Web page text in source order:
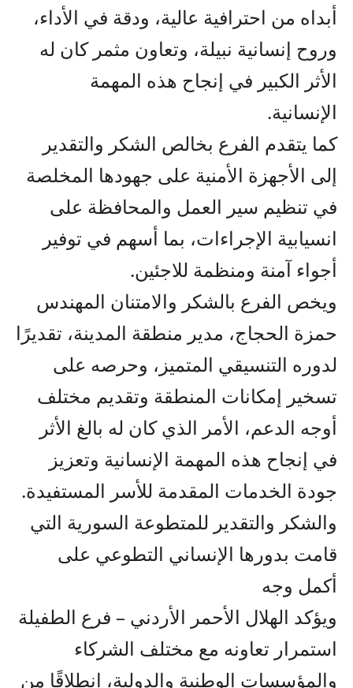
أبداه من احترافية عالية، ودقة في الأداء،
وروح إنسانية نبيلة، وتعاون مثمر كان له
الأثر الكبير في إنجاح هذه المهمة
الإنسانية.
كما يتقدم الفرع بخالص الشكر والتقدير
إلى الأجهزة الأمنية على جهودها المخلصة
في تنظيم سير العمل والمحافظة على
انسيابية الإجراءات، بما أسهم في توفير
أجواء آمنة ومنظمة للاجئين.
ويخص الفرع بالشكر والامتنان المهندس
حمزة الحجاج، مدير منطقة المدينة، تقديرًا
لدوره التنسيقي المتميز، وحرصه على
تسخير إمكانات المنطقة وتقديم مختلف
أوجه الدعم، الأمر الذي كان له بالغ الأثر
في إنجاح هذه المهمة الإنسانية وتعزيز
جودة الخدمات المقدمة للأسر المستفيدة.
والشكر والتقدير للمتطوعة السورية التي
قامت بدورها الإنساني التطوعي على
أكمل وجه
ويؤكد الهلال الأحمر الأردني – فرع الطفيلة
استمرار تعاونه مع مختلف الشركاء
والمؤسسات الوطنية والدولية، انطلاقًا من